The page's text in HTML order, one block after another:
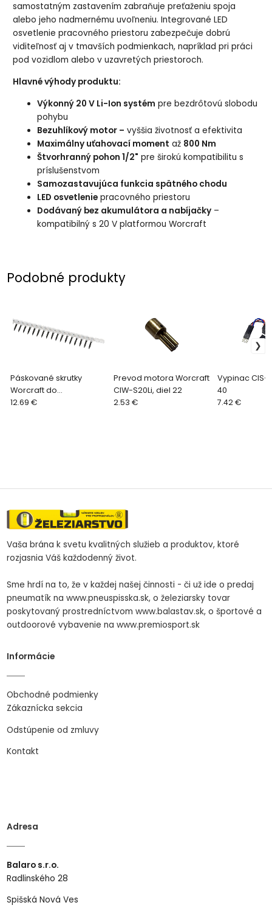
samostatným zastavením zabraňuje preťaženiu spoja
alebo jeho nadmernému uvoľneniu. Integrované LED
osvetlenie pracovného priestoru zabezpečuje dobrú
viditeľnosť aj v tmavších podmienkach, napríklad pri práci
pod vozidlom alebo v uzavretých priestoroch.
Hlavné výhody produktu:
Výkonný 20 V Li-Ion systém pre bezdrôtovú slobodu
pohybu
Bezuhlíkový motor – vyššia životnosť a efektivita
Maximálny uťahovací moment až 800 Nm
Štvorhranný pohon 1/2" pre širokú kompatibilitu s
príslušenstvom
Samozastavujúca funkcia spätného chodu
LED osvetlenie pracovného priestoru
Dodávaný bez akumulátora a nabíjačky –
kompatibilný s 20 V platformou Worcraft
Podobné produkty
Páskované skrutky
Worcraft do
sadrokartónu, pre CDIS-
12.69 €
Prevod motora Worcraft
CIW-S20Li, diel 22
2.53 €
Vypinac CIS-
40
7.42 €
Vaša brána k svetu kvalitných služieb a produktov, ktoré
rozjasnia Váš každodenný život.
Sme hrdí na to, že v každej našej činnosti - či už ide o predaj
pneumatík na www.pneuspisska.sk, o železiarsky tovar
poskytovaný prostredníctvom www.balastav.sk, o športové a
outdoorové vybavenie na www.premiosport.sk
Informácie
Obchodné podmienky
Zákaznícka sekcia
Odstúpenie od zmluvy
Kontakt
Adresa
Balaro s.r.o.
Radlinského 28
Spišská Nová Ves